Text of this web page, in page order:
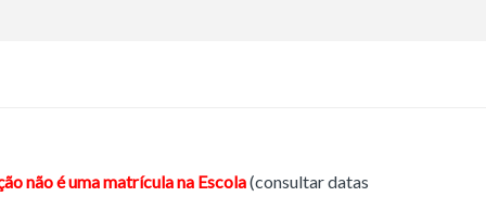
não é uma matrícula na Escola(consultar datas